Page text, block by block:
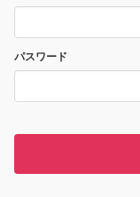
パスワード